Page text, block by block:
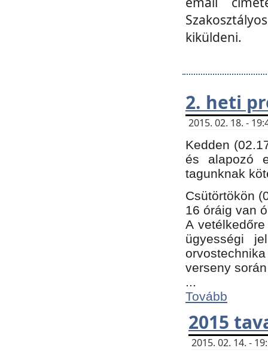
kiküldeni.
2. heti
2015. 02. 18. -
Kedden
és alapozó
tagunknak
Csütörtökön
16 óráig van
A
ügyességi
verseny
...
Tovább
2015
2015. 02. 14. -